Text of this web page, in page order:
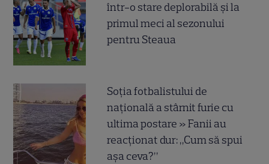
într-o stare deplorabilă și la
primul meci al sezonului
pentru Steaua
Soția fotbalistului de
națională a stârnit furie cu
ultima postare » Fanii au
reacționat dur: „Cum să spui
așa ceva?”